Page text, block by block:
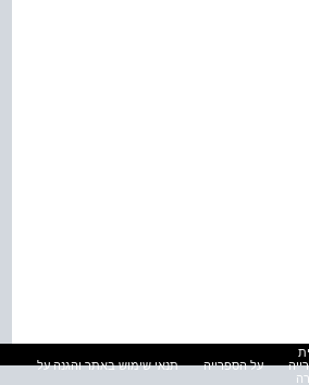
על הספרייה
תנאי שימוש באתר והגנה על